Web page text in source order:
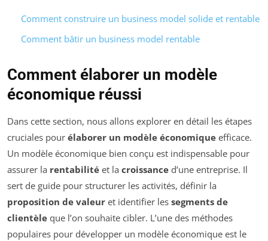
Comment construire un business model solide et rentable
Comment bâtir un business model rentable
Comment élaborer un modèle
économique réussi
Dans cette section, nous allons explorer en détail les étapes
cruciales pour élaborer un modèle économique efficace.
Un modèle économique bien conçu est indispensable pour
assurer la rentabilité et la croissance d’une entreprise. Il
sert de guide pour structurer les activités, définir la
proposition de valeur et identifier les segments de
clientèle que l’on souhaite cibler. L’une des méthodes
populaires pour développer un modèle économique est le